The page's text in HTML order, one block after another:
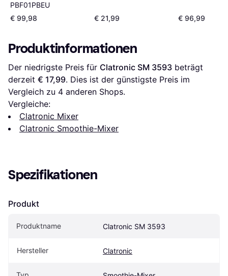
PBF01PBEU
€ 99,98
€ 21,99 € 96,99
Produktinformationen
Der niedrigste Preis für Clatronic SM 3593 beträgt
derzeit € 17,99. Dies ist der günstigste Preis im
Vergleich zu 4 anderen Shops.
Vergleiche:
Clatronic Mixer
Clatronic Smoothie-Mixer
Spezifikationen
Produkt
Produktname Clatronic SM 3593
Hersteller Clatronic